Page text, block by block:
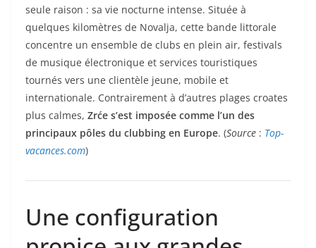
seule raison : sa vie nocturne intense. Située à
quelques kilomètres de Novalja, cette bande littorale
concentre un ensemble de clubs en plein air, festivals
de musique électronique et services touristiques
tournés vers une clientèle jeune, mobile et
internationale. Contrairement à d’autres plages croates
plus calmes, Zrće s’est imposée comme l’un des
principaux pôles du clubbing en Europe. (Source : Top-
vacances.com)
Une configuration